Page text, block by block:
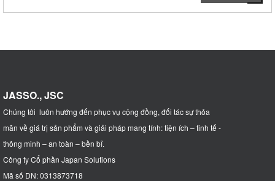
JASSO., JSC
Chúng tôi luôn hướng đến phục vụ cộng đồng, đối tác sự thỏa
mãn về giá trị sản phẩm và giải pháp mang tính: tiện ích – tinh tế -
thông minh – an toàn – bền bỉ
Công ty Cổ phần Japan Solutions
Mã số DN: 0313873718